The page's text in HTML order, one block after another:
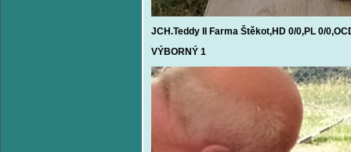
JCH.Teddy II Farma Štěkot,HD 0/0,PL 0/
VÝBORNÝ 1